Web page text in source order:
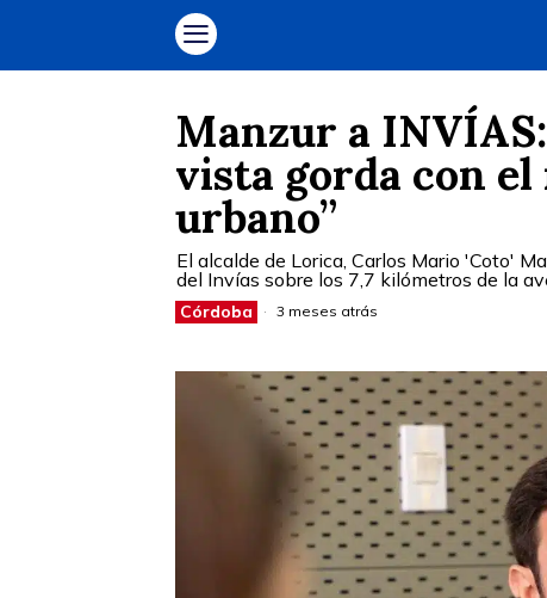
Manzur a
vista gorda con
urbano”
El alcalde de Lorica, Carlos Mario 'Coto'
del Invías sobre los 7,7 kilómetros de la
Córdoba 3 meses atrás